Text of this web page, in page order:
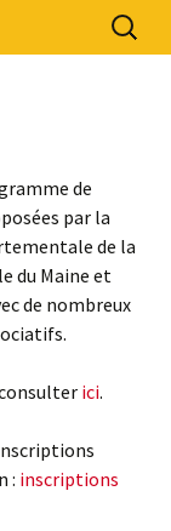
Sport
de
par la
de la
du Maine et
de nombreux
ici.
: inscriptions